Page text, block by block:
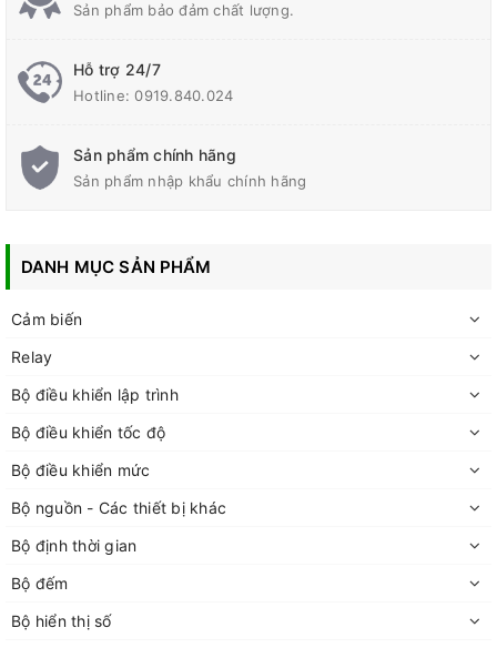
Sản phẩm bảo đảm chất lượng.
Hỗ trợ 24/7
Hotline:0919.840.024
Sản phẩm chính hãng
Sản phẩm nhập khẩu chính hãng
DANH MỤC SẢN PHẨM
Cảm biến
Relay
Bộ điều khiển lập trình
Bộ điều khiển tốc độ
Bộ điều khiển mức
Bộ nguồn - Các thiết bị khác
Bộ định thời gian
Bộ đếm
Bộ hiển thị số